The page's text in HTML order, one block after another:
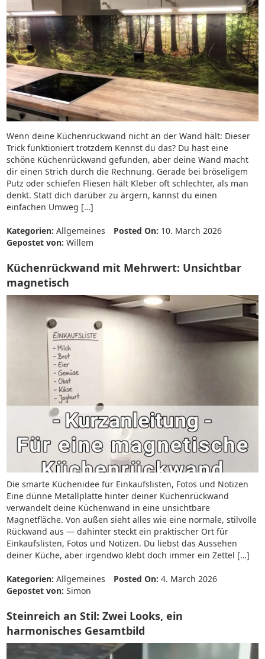
Wenn deine Küchenrückwand nicht an der Wand hält: Dieser
Trick funktioniert trotzdem Kennst du das? Du hast eine
schöne Küchenrückwand gefunden, aber deine Wand macht
dir einen Strich durch die Rechnung. Gerade bei bröseligem
Putz oder schiefen Fliesen hält Kleber oft schlechter, als man
denkt. Statt dich darüber zu ärgern, kannst du einen
einfachen Umweg […]
Kategorien: Allgemeines Posted On: 10. March 2026
Gepostet von: Willem
Küchenrückwand mit Mehrwert: Unsichtbar
magnetisch
Die smarte Küchenidee für Einkaufslisten, Fotos und Notizen
Eine dünne Metallplatte hinter deiner Küchenrückwand
verwandelt deine Küchenwand in eine unsichtbare
Magnetfläche. Von außen sieht alles wie eine normale, stilvolle
Rückwand aus — dahinter steckt ein praktischer Ort für
Einkaufslisten, Fotos und Notizen. Du liebst das Aussehen
deiner Küche, aber irgendwo klebt doch immer ein Zettel […]
Kategorien: Allgemeines Posted On: 4. March 2026
Gepostet von: Simon
Steinreich an Stil: Zwei Looks, ein
harmonisches Gesamtbild